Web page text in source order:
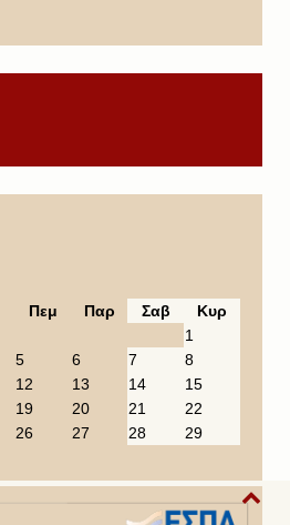
Πεμ Παρ Σαβ
Κυρ
1
5 6 7
8
12 13 14
15
19 20 21
22
26 27 28
29